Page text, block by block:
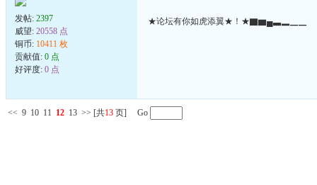
发帖: 2397
威望: 20558 点
铜币: 10411 枚
贡献值: 0 点
好评度: 0 点
★论坛有你如虎添翼★！★▇▆▄▃▂▁▁
<< 9 10 11 12 13 >> [共13 页] Go